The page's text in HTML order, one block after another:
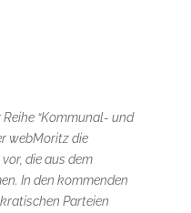
Reihe “Kommunal- und
webMoritz die
die aus dem
In den kommenden
Parteien